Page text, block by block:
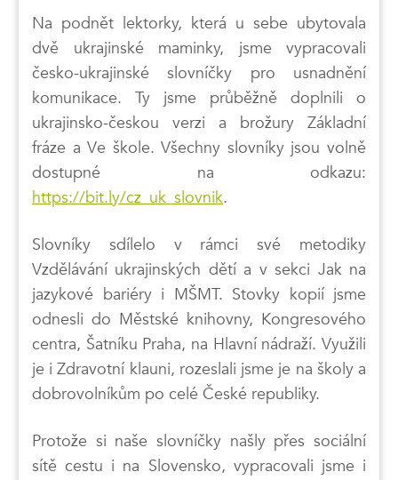
Na podnět lektorky, která u sebe ubytovala
dvě ukrajinské maminky, jsme vypracovali
česko-ukrajinské slovníčky pro usnadnění
komunikace. Ty jsme průběžně doplnili o
ukrajinsko-českou verzi a brožury Základní
fráze a Ve škole. Všechny slovníky jsou volně
dostupné na odkazu:
https://bit.ly/cz_uk_slovnik.
Slovníky sdílelo v rámci své metodiky
Vzdělávání ukrajinských dětí a v sekci Jak na
jazykové bariéry i MŠMT. Stovky kopií jsme
odnesli do Městské knihovny, Kongresového
centra, Šatníku Praha, na Hlavní nádraží. Využili
je i Zdravotní klauni, rozeslali jsme je na školy a
dobrovolníkům po celé České republiky.
Protože si naše slovníčky našly přes sociální
sítě cestu i na Slovensko, vypracovali jsme i